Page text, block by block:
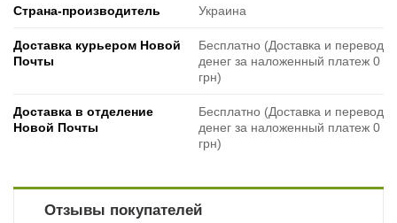
Страна-производитель Украина
Доставка курьером Новой
Почты
Бесплатно (Доставка и перевод
денег за наложенный платеж 0
грн)
Доставка в отделение
Новой Почты
Бесплатно (Доставка и перевод
денег за наложенный платеж 0
грн)
Отзывы покупателей